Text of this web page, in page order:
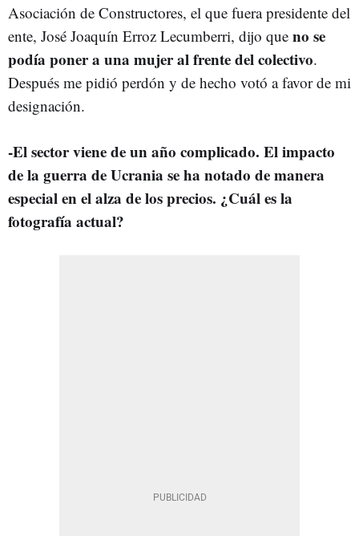
Asociación de Constructores, el que fuera presidente del
ente, José Joaquín Erroz Lecumberri, dijo que no se
podía poner a una mujer al frente del colectivo.
Después me pidió perdón y de hecho votó a favor de mi
designación.
-El sector viene de un año complicado. El impacto
de la guerra de Ucrania se ha notado de manera
especial en el alza de los precios. ¿Cuál es la
fotografía actual?